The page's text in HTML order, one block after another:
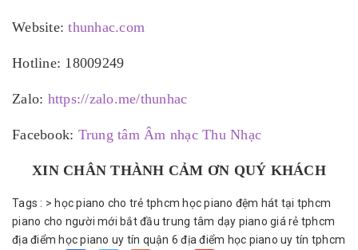
Website:thunhac.com
Hotline: 18009249
Zalo: https://zalo.me/thunhac
Facebook: Trung tâm Âm nhạc Thu Nhạc
XIN CHÂN THÀNH CẢM ƠN QUÝ KHÁCH
Tags : > học piano cho trẻ tphcm học piano đệm hát tại tphcm
piano cho người mới bắt đầu trung tâm dạy piano giá rẻ tphcm
địa điểm học piano uy tín quận 6 địa điểm học piano uy tín tphcm